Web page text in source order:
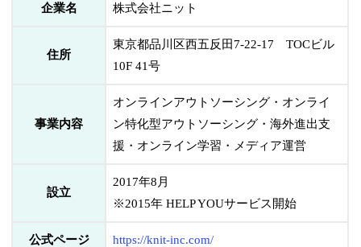
企業名 株式会社ニット
住所
東京都品川区西五反田7-22-17 TOCビル
10F 41号
事業内容
オンラインアウトソーシング・オンライ
ン特化型アウトソーシング・海外進出支
援・オンライン学習・メディア運営
設立
2017年8月
※2015年 HELP YOUサービス開始
公式ページ https://knit-inc.com/